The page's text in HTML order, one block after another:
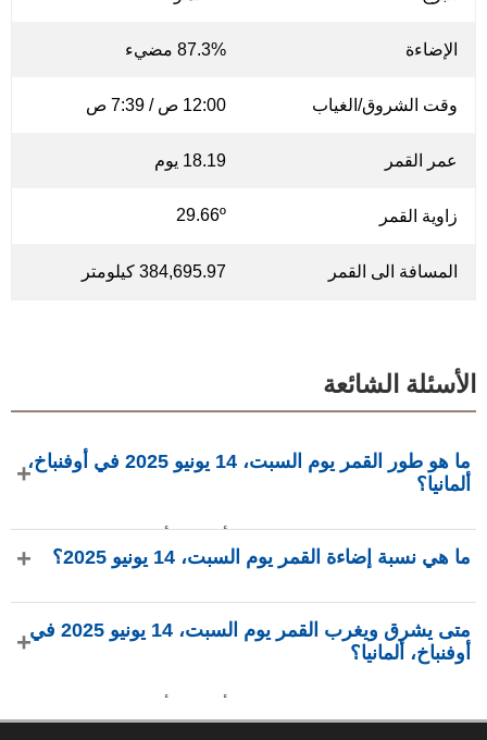
الإضاءة 87.3% مضيء
وقت الشروق/الغياب 12:00 ص / 7:39 ص
عمر القمر 18.19 يوم
زاوية القمر 29.66º
المسافة الى القمر 384,695.97 كيلومتر
الأسئلة الشائعة
ما هو طور القمر يوم السبت، 14 يونيو 2025 في أوفنباخ،
ألمانيا؟
أحدب متناقص بإضاءة 87.3%، عمره 18.19 يومًا، ويقع في كوكبة
ما هي نسبة إضاءة القمر يوم السبت، 14 يونيو 2025؟
phasesmoon.com.
متى يشرق ويغرب القمر يوم السبت، 14 يونيو 2025 في
أوفنباخ، ألمانيا؟